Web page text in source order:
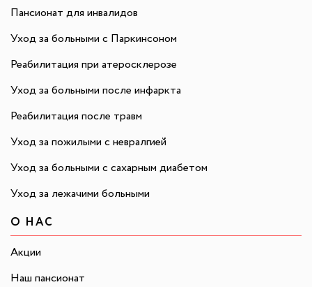
Пансионат для инвалидов
Уход за больными с Паркинсоном
Реабилитация при атеросклерозе
Уход за больными после инфаркта
Реабилитация после травм
Уход за пожилыми с невралгией
Уход за больными с сахарным диабетом
Уход за лежачими больными
О НАС
Акции
Наш пансионат